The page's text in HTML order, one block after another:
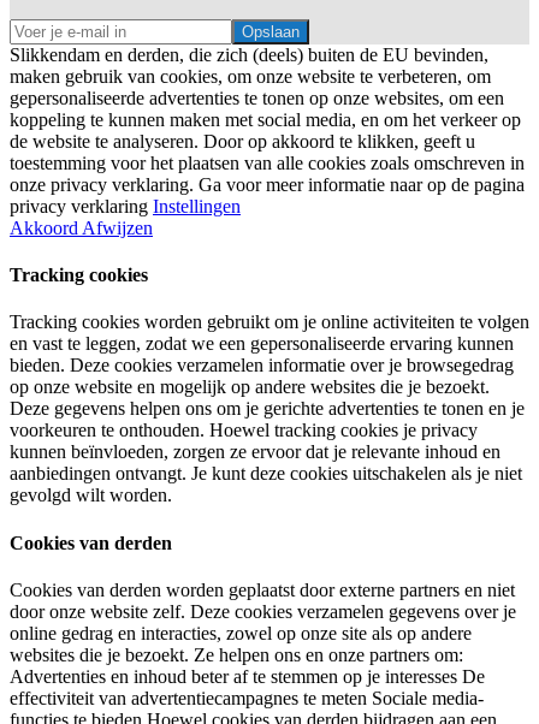
Opslaan
Slikkendam en derden, die zich (deels) buiten de EU bevinden,
maken gebruik van cookies, om onze website te verbeteren, om
gepersonaliseerde advertenties te tonen op onze websites, om een
koppeling te kunnen maken met social media, en om het verkeer op
de website te analyseren. Door op akkoord te klikken, geeft u
toestemming voor het plaatsen van alle cookies zoals omschreven in
onze privacy verklaring. Ga voor meer informatie naar op de pagina
privacy verklaring Instellingen
Akkoord Afwijzen
Tracking cookies
Tracking cookies worden gebruikt om je online activiteiten te volgen
en vast te leggen, zodat we een gepersonaliseerde ervaring kunnen
bieden. Deze cookies verzamelen informatie over je browsegedrag
op onze website en mogelijk op andere websites die je bezoekt.
Deze gegevens helpen ons om je gerichte advertenties te tonen en je
voorkeuren te onthouden. Hoewel tracking cookies je privacy
kunnen beïnvloeden, zorgen ze ervoor dat je relevante inhoud en
aanbiedingen ontvangt. Je kunt deze cookies uitschakelen als je niet
gevolgd wilt worden.
Cookies van derden
Cookies van derden worden geplaatst door externe partners en niet
door onze website zelf. Deze cookies verzamelen gegevens over je
online gedrag en interacties, zowel op onze site als op andere
websites die je bezoekt. Ze helpen ons en onze partners om:
Advertenties en inhoud beter af te stemmen op je interesses De
effectiviteit van advertentiecampagnes te meten Sociale media-
functies te bieden Hoewel cookies van derden bijdragen aan een